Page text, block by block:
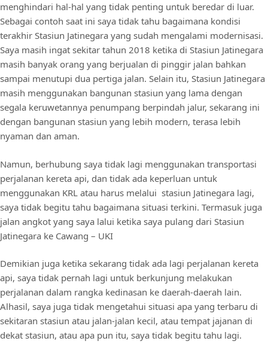
menghindari hal-hal yang tidak penting untuk beredar di luar.
Sebagai contoh saat ini saya tidak tahu bagaimana kondisi
terakhir Stasiun Jatinegara yang sudah mengalami modernisasi.
Saya masih ingat sekitar tahun 2018 ketika di Stasiun Jatinegara
masih banyak orang yang berjualan di pinggir jalan bahkan
sampai menutupi dua pertiga jalan. Selain itu, Stasiun Jatinegara
masih menggunakan bangunan stasiun yang lama dengan
segala keruwetannya penumpang berpindah jalur, sekarang ini
dengan bangunan stasiun yang lebih modern, terasa lebih
nyaman dan aman.
Namun, berhubung saya tidak lagi menggunakan transportasi
perjalanan kereta api, dan tidak ada keperluan untuk
menggunakan KRL atau harus melalui stasiun Jatinegara lagi,
saya tidak begitu tahu bagaimana situasi terkini. Termasuk juga
jalan angkot yang saya lalui ketika saya pulang dari Stasiun
Jatinegara ke Cawang – UKI
Demikian juga ketika sekarang tidak ada lagi perjalanan kereta
api, saya tidak pernah lagi untuk berkunjung melakukan
perjalanan dalam rangka kedinasan ke daerah-daerah lain.
Alhasil, saya juga tidak mengetahui situasi apa yang terbaru di
sekitaran stasiun atau jalan-jalan kecil, atau tempat jajanan di
dekat stasiun, atau apa pun itu, saya tidak begitu tahu lagi.